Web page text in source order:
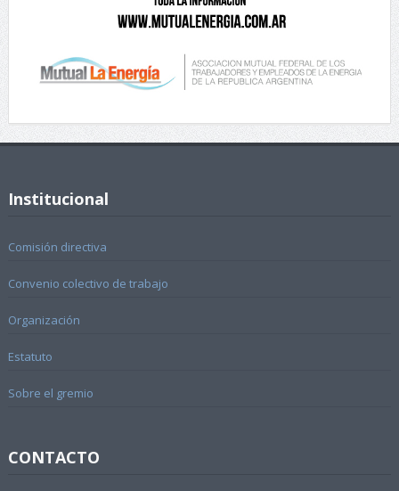
Institucional
Comisión directiva
Convenio colectivo de trabajo
Organización
Estatuto
Sobre el gremio
CONTACTO